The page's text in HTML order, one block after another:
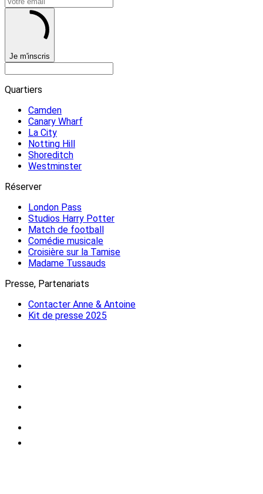
Je m'inscris
Quartiers
Camden
Canary Wharf
La City
Notting Hill
Shoreditch
Westminster
Réserver
London Pass
Studios Harry Potter
Match de football
Comédie musicale
Croisière sur la Tamise
Madame Tussauds
Presse, Partenariats
Contacter Anne & Antoine
Kit de presse 2025